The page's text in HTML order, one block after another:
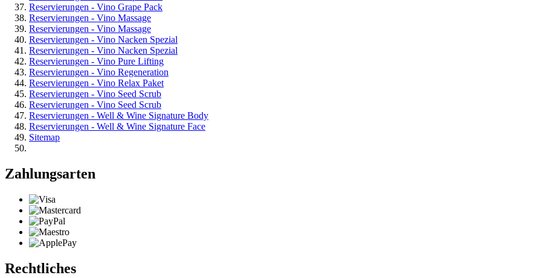
Reservierungen - Vino Grape Pack
Reservierungen - Vino Massage
Reservierungen - Vino Massage
Reservierungen - Vino Nacken Spezial
Reservierungen - Vino Nacken Spezial
Reservierungen - Vino Pure Lifting
Reservierungen - Vino Regeneration
Reservierungen - Vino Relax Paket
Reservierungen - Vino Seed Scrub
Reservierungen - Vino Seed Scrub
Reservierungen - Well & Wine Signature Body
Reservierungen - Well & Wine Signature Face
Sitemap
Zahlungsarten
Rechtliches